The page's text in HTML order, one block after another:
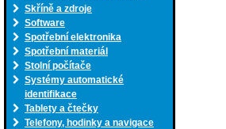
Skříně a zdroje
Software
Spotřební elektronika
Spotřební materiál
Stolní počítače
Systémy automatické
identifikace
Tablety a čtečky
Telefony, hodinky a navigace